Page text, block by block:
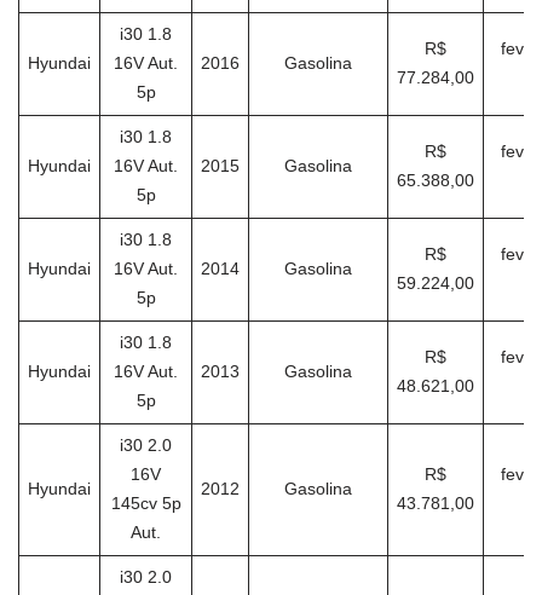
Hyundai
i30 1.8
16V Aut.
5p
2016 Gasolina
R$
77.284,00
Hyundai
i30 1.8
16V Aut.
5p
2015 Gasolina
R$
65.388,00
Hyundai
i30 1.8
16V Aut.
5p
2014 Gasolina
R$
59.224,00
Hyundai
i30 1.8
16V Aut.
5p
2013 Gasolina
R$
48.621,00
Hyundai
i30 2.0
16V
145cv 5p
Aut.
2012 Gasolina
R$
43.781,00
i30 2.0